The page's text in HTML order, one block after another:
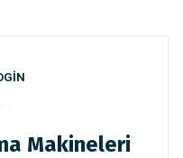
Makineleri